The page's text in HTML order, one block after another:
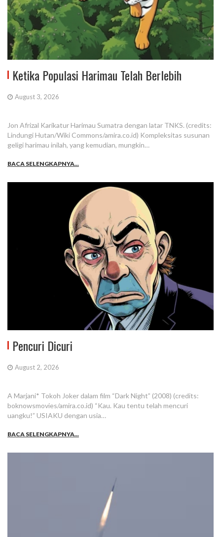
Ketika Populasi Harimau Telah Berlebih
August 3, 2026
Jon Afrizal Karikatur Harimau Sumatra dengan latar TNKS. (credits:
Lindungi Hutan/Wiki Commons/amira.co.id) Kompleksitas susunan
geligi harimau inilah, yang kemudian, mungkin…
BACA SELENGKAPNYA...
Pencuri Dicuri
August 2, 2026
A Marjani* Tokoh Joker dalam film “Dark Night” (2008) (credits:
boknowsmovies/amira.co.id) “Kau. Kau tentu telah mencuri
uangku!” USIAKU dengan usia…
BACA SELENGKAPNYA...